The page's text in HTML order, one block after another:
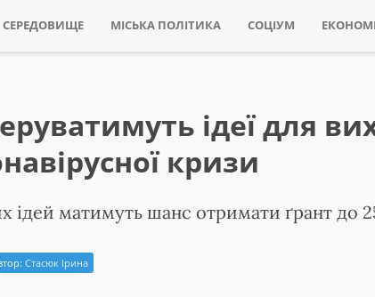
СЕРЕДОВИЩЕ МІСЬКА ПОЛІТИКА СОЦІУМ
ідеї для
кризи
ідей матимуть шанс отримати ґрант до
Стасюк Ірина